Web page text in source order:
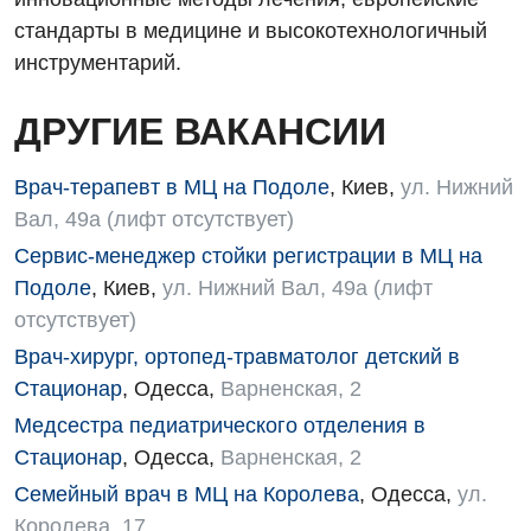
Акушерство и гинекология
Аллергология, иммунология
Андрология
Вакцинация
Гастроэнтерология
Гематология
Гинекологическое отделение
Дерматовенерология
Диетология
Дневной стационар
Терапевтическое отделение
Травматологическое отделение
Урологическое отделение
Эндоскопическое отделение
стандарты в медицине и высокотехнологичный
инструментарий.
ДРУГИЕ ВАКАНСИИ
Врач-терапевт в МЦ на Подоле, Киев, ул. Нижний
Вал, 49а (лифт отсутствует)
Сервис-менеджер стойки регистрации в МЦ на
Подоле, Киев, ул. Нижний Вал, 49а (лифт
отсутствует)
Врач-хирург, ортопед-травматолог детский в
Стационар, Одесса, Варненская, 2
Медсестра педиатрического отделения в
Стационар, Одесса, Варненская, 2
Семейный врач в МЦ на Королева, Одесса, ул.
Королева, 17